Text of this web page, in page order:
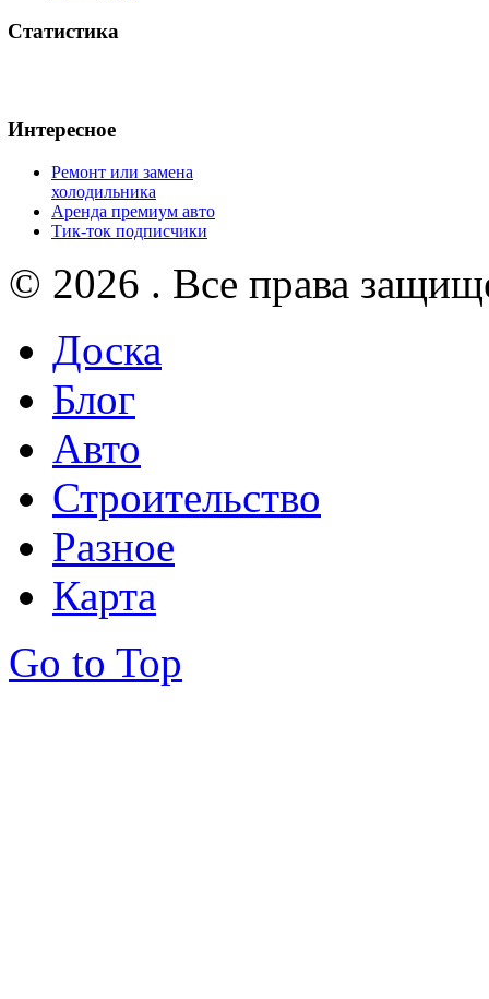
Статистика
Интересное
Ремонт или замена
холодильника
Аренда премиум авто
Тик-ток подписчики
© 2026 . Все права
Доска
Блог
Авто
Строительство
Разное
Карта
Go to Top